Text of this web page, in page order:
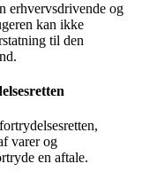
erhvervsdrivende og
kan ikke
til den
varer og
en aftale.